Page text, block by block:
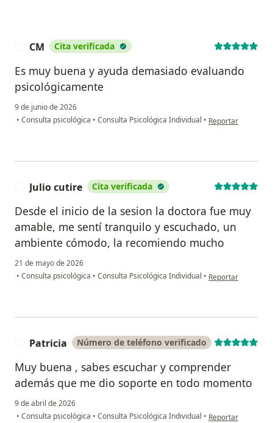
CM Cita verificada
Es muy buena y ayuda demasiado evaluando
psicológicamente
9 de junio de 2026
• Consulta psicológica • Consulta Psicológica Individual • en opinión del
Reportar
Julio cutire Cita verificada
Desde el inicio de la sesion la doctora fue muy
amable, me sentí tranquilo y escuchado, un
ambiente cómodo, la recomiendo mucho
21 de mayo de 2026
• Consulta psicológica • Consulta Psicológica Individual • en opinión del
Reportar
Patricia Número de teléfono verificado
Muy buena , sabes escuchar y comprender
además que me dio soporte en todo momento
9 de abril de 2026
• Consulta psicológica • Consulta Psicológica Individual • en opinión del
Reportar